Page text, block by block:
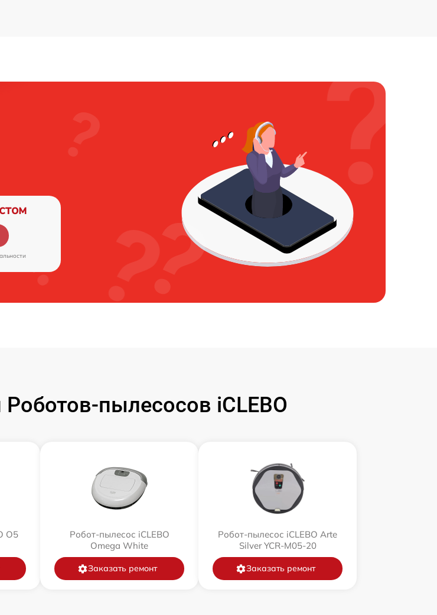
пылесосов iCLEBO
O5
Робот-пылесос iCLEBO
Omega White
Заказать ремонт
Робот-пылесос iCLEBO Arte
Silver YCR-M05-20
Заказать ремонт